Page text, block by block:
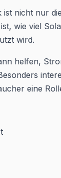
ist nicht nur
wie viel
wird.
helfen,
eine